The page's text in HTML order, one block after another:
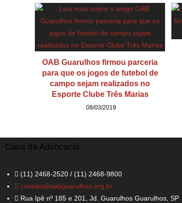
OAB Guarulhos firmou parceria
para que os jogos de futebol de
campo sejam realizados no
Esporte Clube Três Marias
08/03/2019
Casa da Advocacia
(11) 2468-2520 / (11) 2468-9800
contato@oabguarulhos.org.br
Rua Ipê nº 185 e 201, Jd. Guarulhos Guarulhos, SP